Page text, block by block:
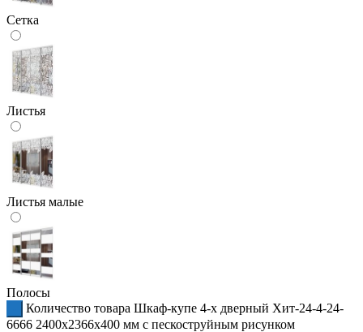
Сетка
Листья
Листья малые
Полосы
Количество товара Шкаф-купе 4-х дверный Хит-24-4-24-
6666 2400x2366x400 мм с пескоструйным рисунком